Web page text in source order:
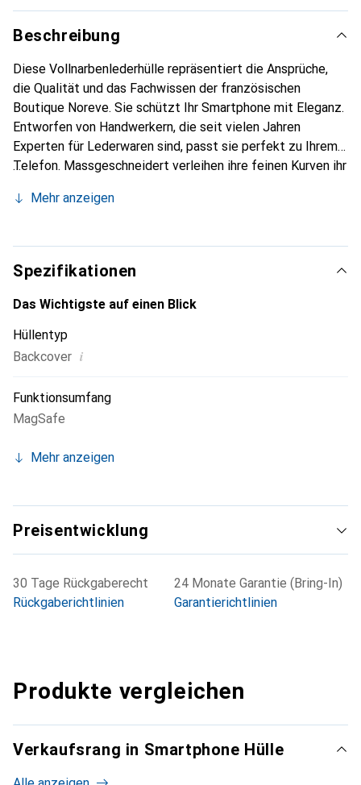
Beschreibung
Diese Vollnarbenlederhülle repräsentiert die Ansprüche,
die Qualität und das Fachwissen der französischen
Boutique Noreve. Sie schützt Ihr Smartphone mit Eleganz.
Entworfen von Handwerkern, die seit vielen Jahren
Experten für Lederwaren sind, passt sie perfekt zu Ihrem
Telefon. Massgeschneidert verleihen ihre feinen Kurven ihr
unverzichtbaren Accessoire für Ihr Smartphone.
die Marke Noreve eine sichere Wahl für eine
anspruchsvolle Kundschaft.
Mehr anzeigen
Spezifikationen
Das Wichtigste auf einen Blick
Hüllentyp
Backcover i
Funktionsumfang
MagSafe
Mehr anzeigen
Preisentwicklung
30 Tage Rückgaberecht
Rückgaberichtlinien
24 Monate Garantie (Bring-In)
Garantierichtlinien
Produkte vergleichen
Verkaufsrang in Smartphone Hülle